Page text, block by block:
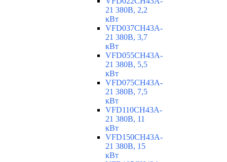
21 380В, 2,2
кВт
VFD037CH43A-
21 380В, 3,7
кВт
VFD055CH43A-
21 380В, 5,5
кВт
VFD075CH43A-
21 380В, 7,5
кВт
VFD110CH43A-
21 380В, 11
кВт
VFD150CH43A-
21 380В, 15
кВт